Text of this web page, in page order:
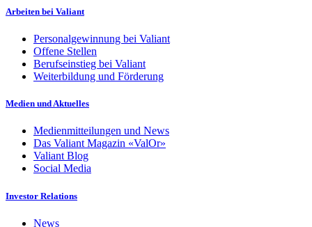
Arbeiten bei Valiant
Personalgewinnung bei Valiant
Offene Stellen
Berufseinstieg bei Valiant
Weiterbildung und Förderung
Medien und Aktuelles
Medienmitteilungen und News
Das Valiant Magazin «ValOr»
Valiant Blog
Social Media
Investor Relations
News